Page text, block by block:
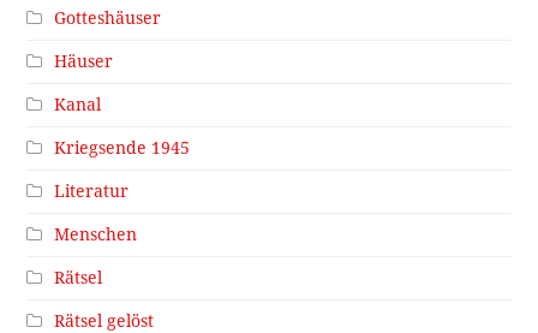
Gotteshäuser
Häuser
Kanal
Kriegsende 1945
Literatur
Menschen
Rätsel
Rätsel gelöst